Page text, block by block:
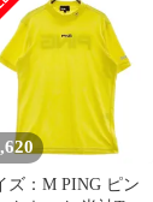
ゴルフ
ア メンズ ストスト
ズ：M PING ピン